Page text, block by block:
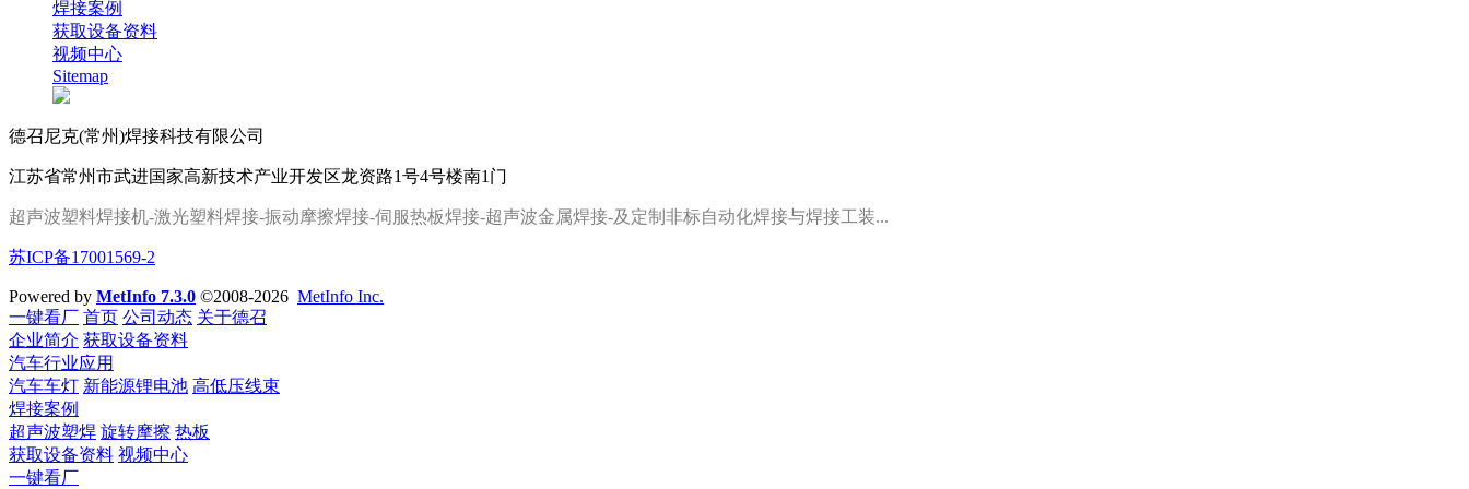
焊接案例
获取设备资料
视频中心
Sitemap
德召尼克(常州)焊接科技有限公司
江苏省常州市武进国家高新技术产业开发区龙资路1号4号楼南1门
超声波塑料焊接机-激光塑料焊接-振动摩擦焊接-伺服热板焊接-超声波金属焊接-及定制 非标自动化焊接与焊接工装...
苏ICP备17001569-2
Powered by MetInfo 7.3.0 ©2008-2026 MetInfo Inc.
一键看厂 首页 公司动态 关于德召
企业简介 获取设备资料
汽车行业应用
汽车车灯 新能源锂电池 高低压线束
焊接案例
超声波塑焊 旋转摩擦 热板
获取设备资料 视频中心
一键看厂